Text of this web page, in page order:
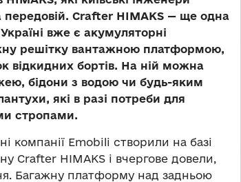
Crafter HIMAKS — ще одна
вже є акумуляторні
решітку вантажною платформою,
відкидних бортів. На ній можна
бідони з водою чи будь-яким
які в разі потреби для
стропами.
компанії Emobili створили на базі
Crafter HIMAKS і вчергове довели,
Багажну платформу над задньою